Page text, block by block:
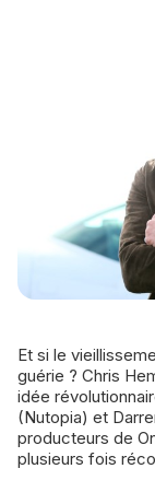
Et si le vieillissement était une maladie susceptible d’être
guérie ? Chris
idée
(Nutopia) et
producteurs de
plusieurs fois